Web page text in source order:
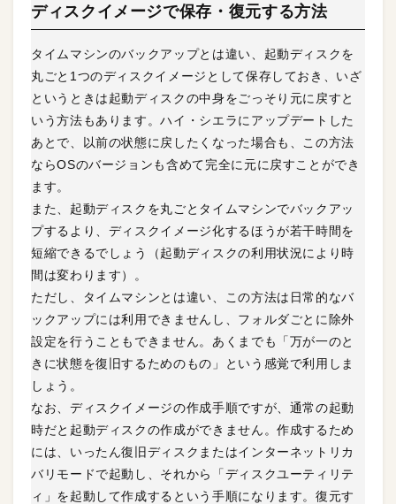
ディスクイメージで保存・復元する方法
タイムマシンのバックアップとは違い、起動ディスクを
丸ごと1つのディスクイメージとして保存しておき、いざ
というときは起動ディスクの中身をごっそり元に戻すと
いう方法もあります。ハイ・シエラにアップデートした
あとで、以前の状態に戻したくなった場合も、この方法
ならOSのバージョンも含めて完全に元に戻すことができ
ます。
また、起動ディスクを丸ごとタイムマシンでバックアッ
プするより、ディスクイメージ化するほうが若干時間を
短縮できるでしょう（起動ディスクの利用状況により時
間は変わります）。
ただし、タイムマシンとは違い、この方法は日常的なバ
ックアップには利用できませんし、フォルダごとに除外
設定を行うこともできません。あくまでも「万が一のと
きに状態を復旧するためのもの」という感覚で利用しま
しょう。
なお、ディスクイメージの作成手順ですが、通常の起動
時だと起動ディスクの作成ができません。作成するため
には、いったん復旧ディスクまたはインターネットリカ
バリモードで起動し、それから「ディスクユーティリテ
ィ」を起動して作成するという手順になります。復元す